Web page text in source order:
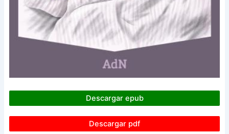
Descargar epub
Descargar pdf